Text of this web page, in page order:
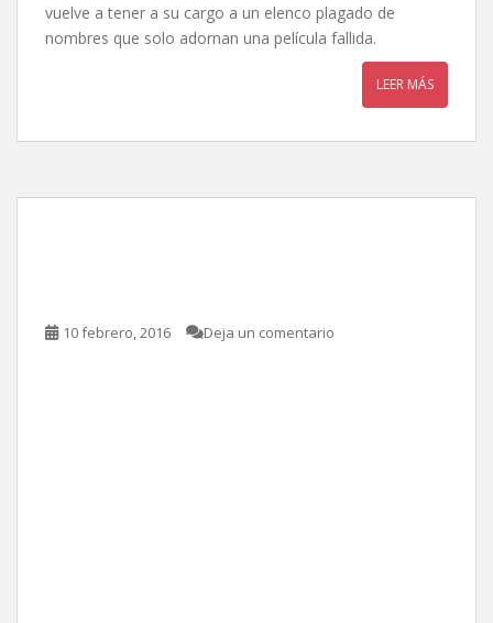
vuelve a tener a su cargo a un elenco plagado de
nombres que solo adornan una película fallida.
LEER MÁS
10 febrero, 2016 Deja un comentario